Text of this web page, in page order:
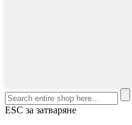
ESC за затваряне